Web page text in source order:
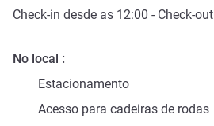
Check-in desde as 12:00 - Check-out
No local
Estacionamento
Acesso para cadeiras de rodas